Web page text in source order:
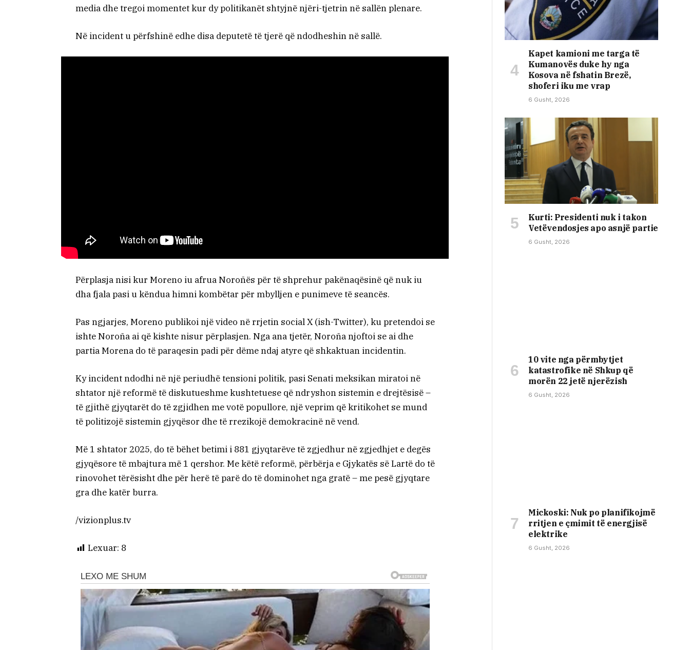
media dhe tregoi momentet kur dy politikanët shtyjnë njëri-tjetrin në sallën plenare.
Në incident u përfshinë edhe disa deputetë të tjerë që ndodheshin në sallë.
Përplasja nisi kur Moreno iu afrua Noroñës për të shprehur pakënaqësinë që nuk iu
dha fjala pasi u këndua himni kombëtar për mbylljen e punimeve të seancës.
Pas ngjarjes, Moreno publikoi një video në rrjetin social X (ish-Twitter), ku pretendoi se
ishte Noroña ai që kishte nisur përplasjen. Nga ana tjetër, Noroña njoftoi se ai dhe
partia Morena do të paraqesin padi për dëme ndaj atyre që shkaktuan incidentin.
Ky incident ndodhi në një periudhë tensioni politik, pasi Senati meksikan miratoi në
shtator një reformë të diskutueshme kushtetuese që ndryshon sistemin e drejtësisë –
të gjithë gjyqtarët do të zgjidhen me votë popullore, një veprim që kritikohet se mund
të politizojë sistemin gjyqësor dhe të rrezikojë demokracinë në vend.
Më 1 shtator 2025, do të bëhet betimi i 881 gjyqtarëve të zgjedhur në zgjedhjet e degës
gjyqësore të mbajtura më 1 qershor. Me këtë reformë, përbërja e Gjykatës së Lartë do të
rinovohet tërësisht dhe për herë të parë do të dominohet nga gratë – me pesë gjyqtare
gra dhe katër burra.
/vizionplus.tv
Lexuar: 8
Kapet kamioni me targa të
Kumanovës duke hy nga
Kosova në fshatin Brezë,
shoferi iku me vrap
6 Gusht, 2026
Kurti: Presidenti nuk i takon
Vetëvendosjes apo asnjë partie
6 Gusht, 2026
10 vite nga përmbytjet
katastrofike në Shkup që
morën 22 jetë njerëzish
6 Gusht, 2026
Mickoski: Nuk po planifikojmë
rritjen e çmimit të energjisë
elektrike
6 Gusht, 2026